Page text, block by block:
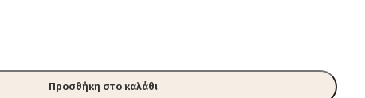
Προσθήκη στο καλάθι